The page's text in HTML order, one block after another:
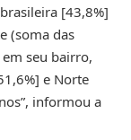
[43,8%]
(soma das
em seu bairro,
e Norte
informou a